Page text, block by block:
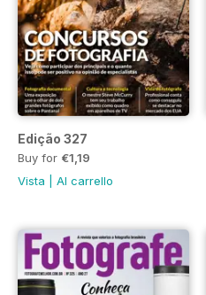
Edição 327
Buy for €1,19
Vista
Al carrello